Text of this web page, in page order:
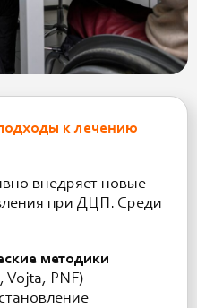
к лечению
внедряет новые
при ДЦП. Среди
методики
Vojta, PNF)